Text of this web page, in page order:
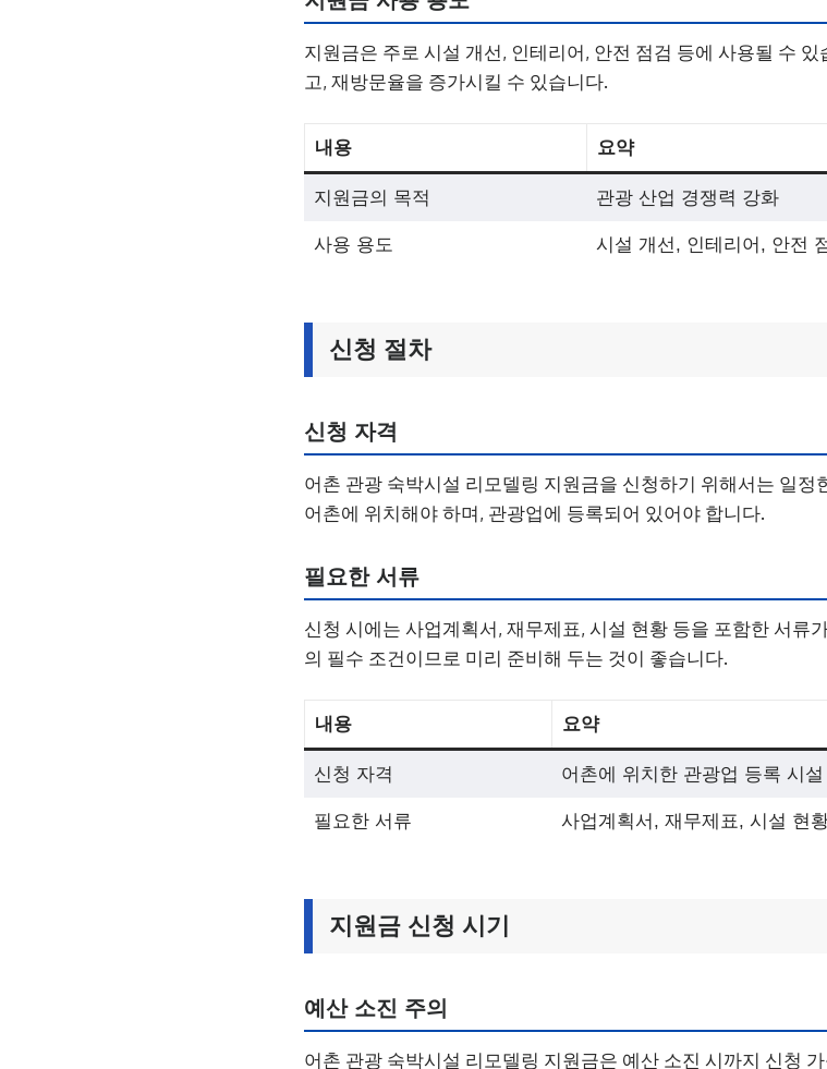
지원금은 주로 시설 개선, 인테리어, 안전 점검 등에 사용될 수
고, 재방문율을 증가시킬 수 있습니다.
내용 요약
지원금의 목적 관광 산업 경쟁력 강화
사용 용도 시설 개선, 인테리어, 안전
신청 절차
신청 자격
어촌 관광 숙박시설 리모델링 지원금을 신청하기 위해서는 일정
어촌에 위치해야 하며, 관광업에 등록되어 있어야 합니다.
필요한 서류
신청 시에는 사업계획서, 재무제표, 시설 현황 등을 포함한 서류
의 필수 조건이므로 미리 준비해 두는 것이 좋습니다.
내용 요약
신청 자격 어촌에 위치한 관광업 등록 시설
필요한 서류 사업계획서, 재무제표, 시설 현
지원금 신청 시기
예산 소진 주의
어촌 관광 숙박시설 리모델링 지원금은 예산 소진 시까지 신청